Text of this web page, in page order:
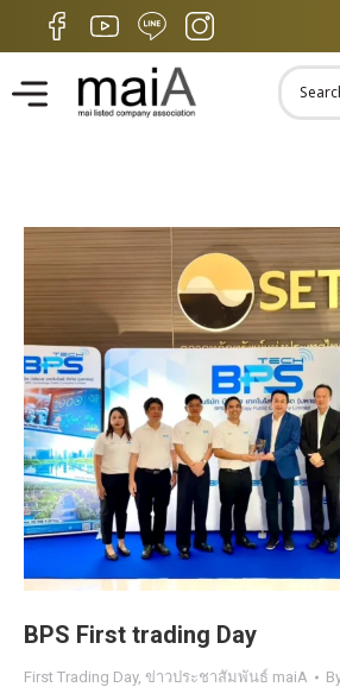
BPS First trading Day
First Trading Day, ข่าวประชาสัมพันธ์ maiA